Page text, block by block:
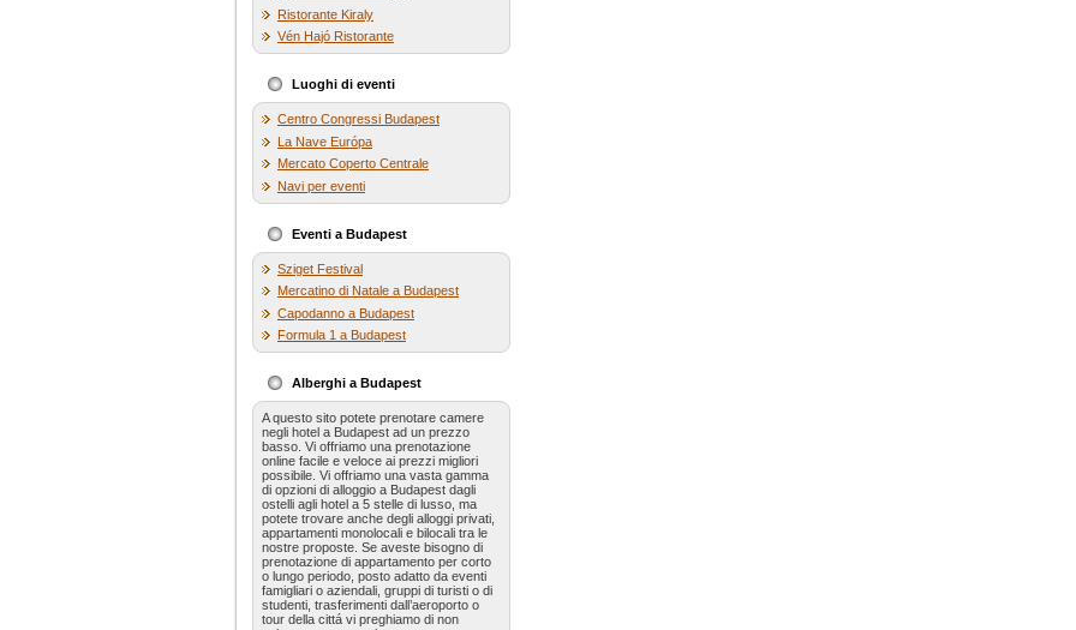
Ristorante Kiraly
Vén Hajó Ristorante
Luoghi di eventi
Centro Congressi Budapest
La Nave Európa
Mercato Coperto Centrale
Navi per eventi
Eventi a Budapest
Sziget Festival
Mercatino di Natale a Budapest
Capodanno a Budapest
Formula 1 a Budapest
Alberghi a Budapest
A questo sito potete prenotare camere
negli hotel a Budapest ad un prezzo
basso. Vi offriamo una prenotazione
online facile e veloce ai prezzi migliori
possibile. Vi offriamo una vasta gamma
di opzioni di alloggio a Budapest dagli
ostelli agli hotel a 5 stelle di lusso, ma
potete trovare anche degli alloggi privati,
appartamenti monolocali e bilocali tra le
nostre proposte. Se aveste bisogno di
prenotazione di appartamento per corto
o lungo periodo, posto adatto da eventi
famigliari o aziendali, gruppi di turisti o di
studenti, trasferimenti dall’aeroporto o
tour della cittá vi preghiamo di non